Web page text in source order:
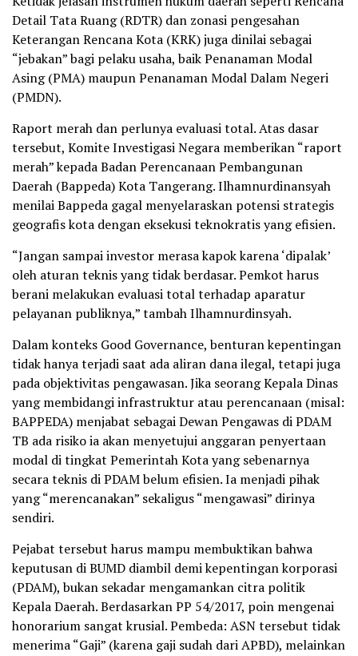
Detail Tata Ruang (RDTR) dan zonasi pengesahan
Keterangan Rencana Kota (KRK) juga dinilai sebagai
“jebakan” bagi pelaku usaha, baik Penanaman Modal
Asing (PMA) maupun Penanaman Modal Dalam Negeri
(PMDN).
Raport merah dan perlunya evaluasi total. Atas dasar
tersebut, Komite Investigasi Negara memberikan “raport
merah” kepada Badan Perencanaan Pembangunan
Daerah (Bappeda) Kota Tangerang. Ilhamnurdinansyah
menilai Bappeda gagal menyelaraskan potensi strategis
geografis kota dengan eksekusi teknokratis yang efisien.
“Jangan sampai investor merasa kapok karena ‘dipalak’
oleh aturan teknis yang tidak berdasar. Pemkot harus
berani melakukan evaluasi total terhadap aparatur
pelayanan publiknya,” tambah Ilhamnurdinsyah.
Dalam konteks Good Governance, benturan kepentingan
tidak hanya terjadi saat ada aliran dana ilegal, tetapi juga
pada objektivitas pengawasan. Jika seorang Kepala Dinas
yang membidangi infrastruktur atau perencanaan (misal:
BAPPEDA) menjabat sebagai Dewan Pengawas di PDAM
TB ada risiko ia akan menyetujui anggaran penyertaan
modal di tingkat Pemerintah Kota yang sebenarnya
secara teknis di PDAM belum efisien. Ia menjadi pihak
yang “merencanakan” sekaligus “mengawasi” dirinya
sendiri.
Pejabat tersebut harus mampu membuktikan bahwa
keputusan di BUMD diambil demi kepentingan korporasi
(PDAM), bukan sekadar mengamankan citra politik
Kepala Daerah. Berdasarkan PP 54/2017, poin mengenai
honorarium sangat krusial. Pembeda: ASN tersebut tidak
menerima “Gaji” (karena gaji sudah dari APBD), melainkan